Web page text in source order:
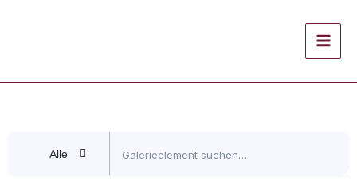
Alle